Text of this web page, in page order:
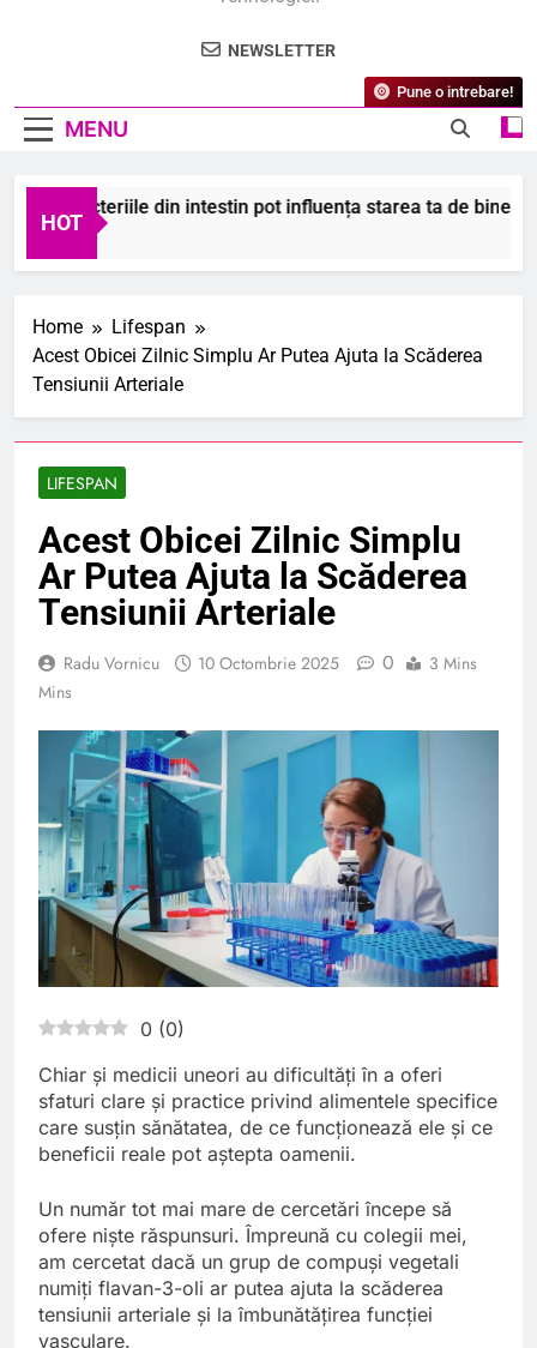
NEWSLETTER
MENU
Pune o intrebare!
HOT
că bacteriile din intestin pot influența starea ta de bine?
2026
Home
Lifespan
Acest Obicei Zilnic Simplu Ar Putea Ajuta la Scăderea
Tensiunii Arteriale
LIFESPAN
Acest Obicei Zilnic Simplu
Ar Putea Ajuta la Scăderea
Tensiunii Arteriale
Radu Vornicu 10 Octombrie 2025 0
3 Mins
Mins
0 (0)
Chiar și medicii uneori au dificultăți în a oferi
sfaturi clare și practice privind alimentele specifice
care susțin sănătatea, de ce funcționează ele și ce
beneficii reale pot aștepta oamenii.
Un număr tot mai mare de cercetări începe să
ofere niște răspunsuri. Împreună cu colegii mei,
am cercetat dacă un grup de compuși vegetali
numiți flavan-3-oli ar putea ajuta la scăderea
tensiunii arteriale și la îmbunătățirea funcției
vasculare.